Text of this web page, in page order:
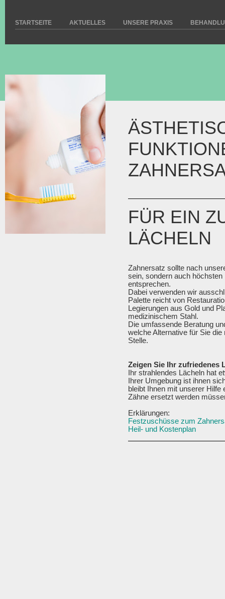
STARTSEITE AKTUELLES UNSERE PRAXIS
FÜR EIN
LÄCHELN
Zahnersatz sollte nach
sein, sondern auch
entsprechen.
Dabei verwenden wir
Palette reicht von
Legierungen aus Gold und
medizinischem Stahl.
Die umfassende Beratung
welche Alternative für Sie
Stelle.
Zeigen Sie Ihr zufriedenes
Ihr strahlendes Lächeln hat
Ihrer Umgebung ist ihnen
bleibt Ihnen mit unserer Hilfe
Zähne ersetzt werden
Erklärungen:
Festzuschüsse zum
Heil- und Kostenplan